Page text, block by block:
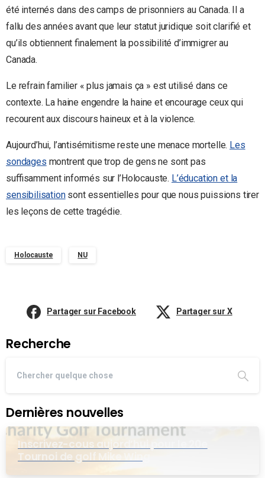
été internés dans des camps de prisonniers au Canada. Il a
fallu des années avant que leur statut juridique soit clarifié et
qu’ils obtiennent finalement la possibilité d’immigrer au
Canada.
Le refrain familier « plus jamais ça » est utilisé dans ce
contexte. La haine engendre la haine et encourage ceux qui
recourent aux discours haineux et à la violence.
Aujourd’hui, l’antisémitisme reste une menace mortelle. Les
sondages montrent que trop de gens ne sont pas
suffisamment informés sur l’Holocauste. L’éducation et la
sensibilisationsont essentielles pour que nous puissions tirer
les leçons de cette tragédie.
Holocauste NU
Partager sur Facebook Partager sur X
Recherche
Dernières nouvelles
Inscrivez-cous aujord’hui pour le 20e
Tournoi de golf Mike Wing